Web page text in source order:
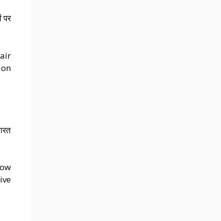
पर